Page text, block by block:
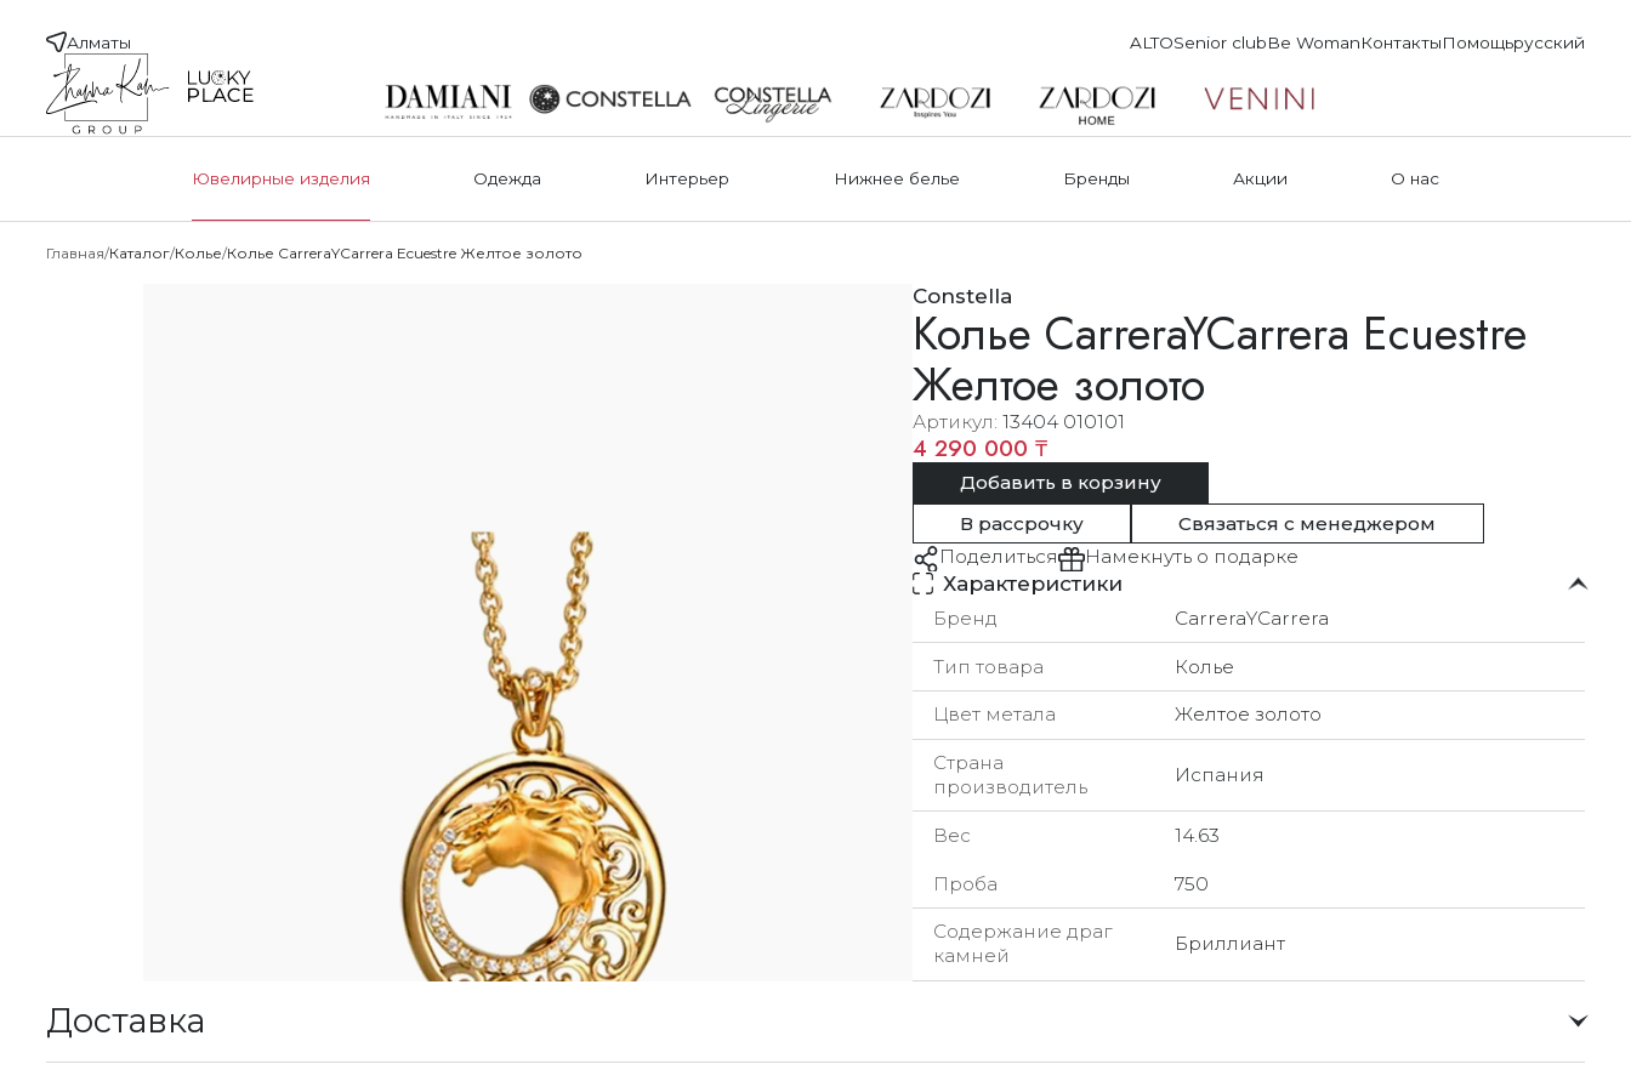
Алматы ALTOSenior clubBe WomanКонтактыПомощьрусский
Ювелирные изделия Одежда Интерьер Нижнее белье Бренды Акции О нас
Главная Каталог Колье Колье CarreraYCarrera Ecuestre Желтое золото
Constella
Колье CarreraYCarrera Ecuestre
Желтое золото
Артикул 13404 010101
4 290 000 ₸
Добавить в корзину
В рассрочку
Связаться с менеджером
Поделиться
Намекнуть о подарке
Характеристики
Бренд CarreraYCarrera
Тип товара Колье
Цвет метала Желтое золото
Страна
производитель
Испания
Вес 14.63
Проба 750
Содержание драг
камней
Бриллиант
Доставка